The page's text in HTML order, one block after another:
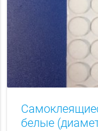
белые